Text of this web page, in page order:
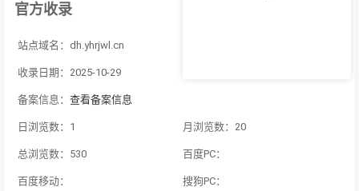
官方收录
站点域名：dh.yhrjwl.cn
收录日期：2025-10-29
备案信息： 查看备案信息
日浏览数：1 月浏览数：20
总浏览数：530 百度PC：
百度移动： 搜狗PC：